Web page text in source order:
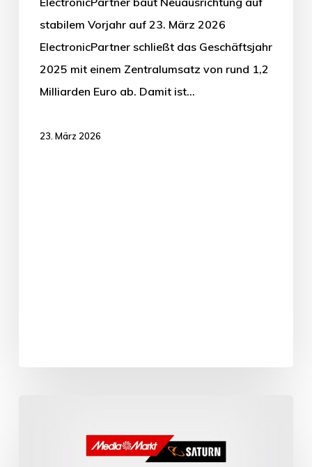
stabilem Vorjahr auf 23. März 2026
ElectronicPartner schließt das Geschäftsjahr
2025 mit einem Zentralumsatz von rund 1,2
Milliarden Euro ab. Damit ist…
23. März 2026